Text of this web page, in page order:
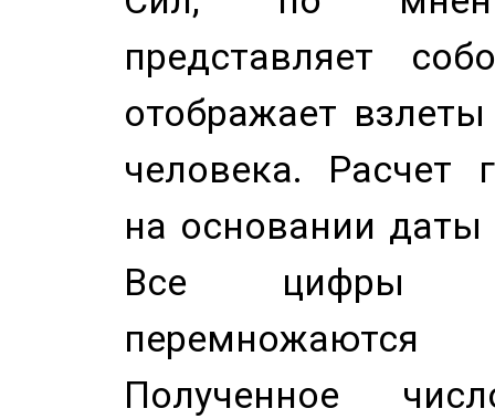
представляет
отображает
человека. Расчет
на основании
Все цифры
Полученное